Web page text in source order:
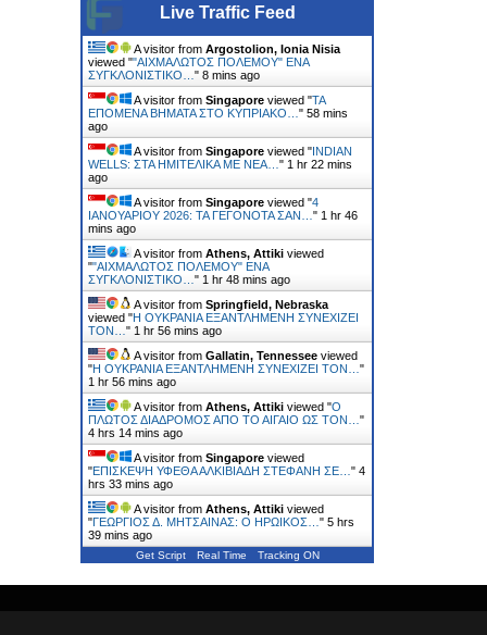
Live Traffic Feed
A visitor from Argostolion, Ionia Nisia
viewed ""ΑΙΧΜΑΛΩΤΟΣ ΠΟΛΕΜΟΥ" ΕΝΑ
ΣΥΓΚΛΟΝΙΣΤΙΚΟ… " 8 mins ago
A visitor from Singapore viewed "ΤΑ
ΕΠΟΜΕΝΑ ΒΗΜΑΤΑ ΣΤΟ ΚΥΠΡΙΑΚΟ… " 58 mins
ago
A visitor from Singapore viewed " INDIAN
WELLS: ΣΤΑ ΗΜΙΤΕΛΙΚΑ ΜΕ ΝΕΑ… " 1 hr 22 mins
ago
A visitor from Singapore viewed "4
ΙΑΝΟΥΑΡΙΟΥ 2026: ΤΑ ΓΕΓΟΝΟΤΑ ΣΑΝ… " 1 hr 46
mins ago
A visitor from Athens, Attiki viewed
""ΑΙΧΜΑΛΩΤΟΣ ΠΟΛΕΜΟΥ" ΕΝΑ
ΣΥΓΚΛΟΝΙΣΤΙΚΟ… " 1 hr 48 mins ago
A visitor from Springfield, Nebraska
viewed "H ΟΥΚΡΑΝΙΑ ΕΞΑΝΤΛΗΜΕΝΗ ΣΥΝΕΧΙΖΕΙ
ΤΟΝ… " 1 hr 56 mins ago
A visitor from Gallatin, Tennessee viewed
"H ΟΥΚΡΑΝΙΑ ΕΞΑΝΤΛΗΜΕΝΗ ΣΥΝΕΧΙΖΕΙ ΤΟΝ… "
1 hr 56 mins ago
A visitor from Athens, Attiki viewed "Ο
ΠΛΩΤΟΣ ΔΙΑΔΡΟΜΟΣ ΑΠΟ ΤΟ ΑΙΓΑΙΟ ΩΣ ΤΟΝ… "
4 hrs 14 mins ago
A visitor from Singapore viewed
"ΕΠΙΣΚΕΨΗ ΥΦΕΘΑ ΑΛΚΙΒΙΑΔΗ ΣΤΕΦΑΝΗ ΣΕ… " 4
hrs 33 mins ago
A visitor from Athens, Attiki viewed
"ΓΕΩΡΓΙΟΣ Δ. ΜΗΤΣΑΙΝΑΣ: Ο ΗΡΩΙΚΟΣ… " 5 hrs
39 mins ago
Get Script Real Time Tracking ON